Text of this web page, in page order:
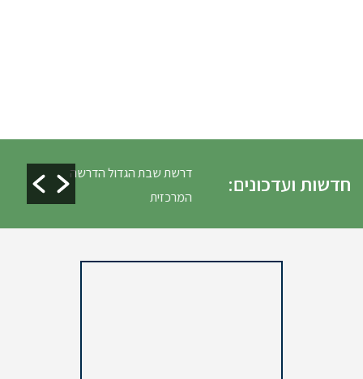
חדשות ועדכונים:
דרשת שבת הגדול הדרשה
המרכזית